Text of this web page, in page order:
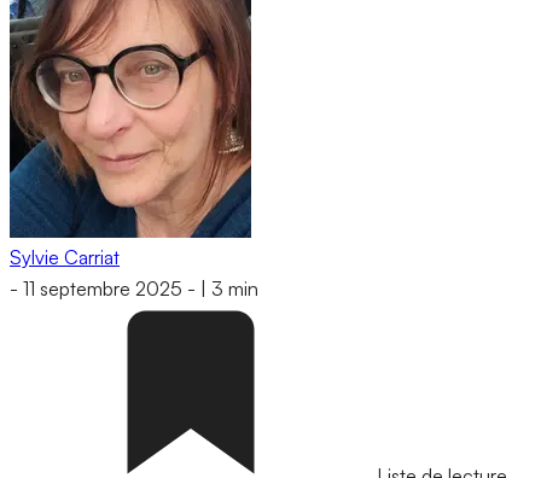
Sylvie Carriat
- 11 septembre 2025 - 3 min